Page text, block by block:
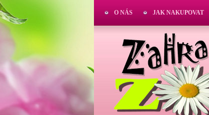
O NÁS JAK NAKUPOVAT